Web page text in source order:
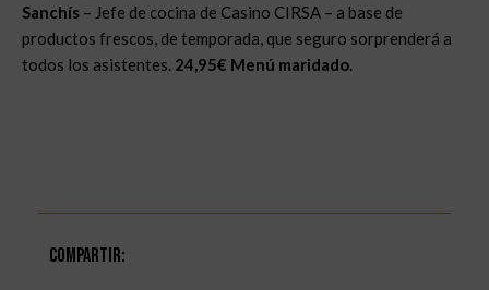
Sanchís – Jefe de cocina de Casino CIRSA – a base de
productos frescos, de temporada, que seguro sorprenderá a
todos los asistentes. 24,95€ Menú maridado.
Compartir: